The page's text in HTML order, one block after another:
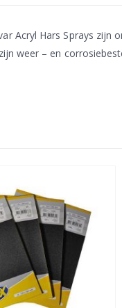
Acryl Hars Sprays zijn
weer – en